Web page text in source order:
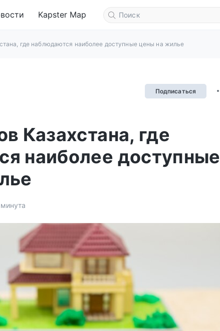
Kapster Map
где наблюдаются наиболее доступные цены на жилье
Подписаться
Казахстана, где
наиболее доступные
минута